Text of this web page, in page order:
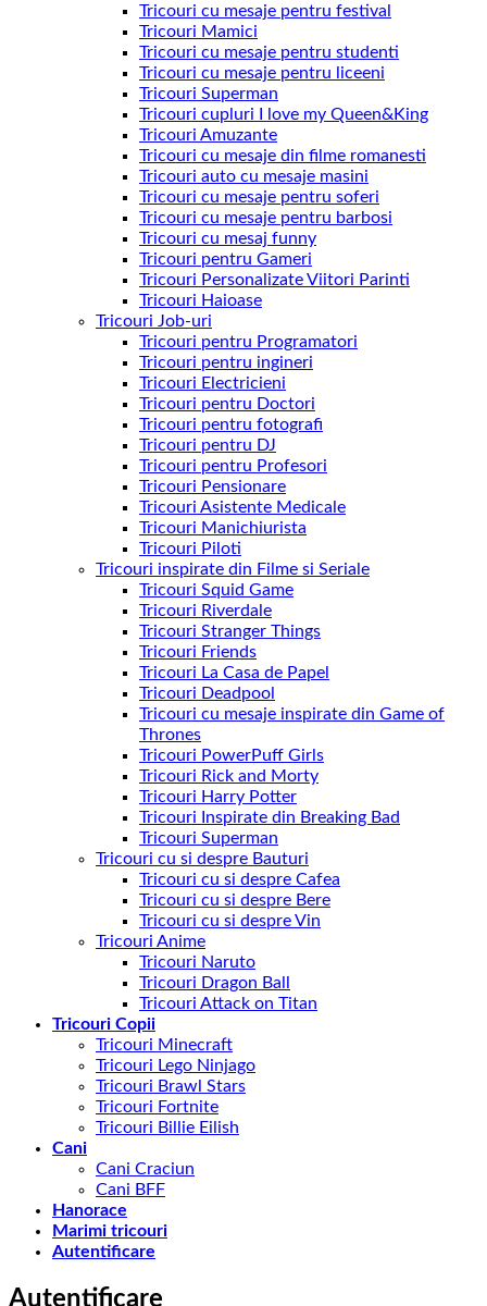
Tricouri cu mesaje pentru festival
Tricouri Mamici
Tricouri cu mesaje pentru studenti
Tricouri cu mesaje pentru liceeni
Tricouri Superman
Tricouri cupluri I love my Queen&King
Tricouri Amuzante
Tricouri cu mesaje din filme romanesti
Tricouri auto cu mesaje masini
Tricouri cu mesaje pentru soferi
Tricouri cu mesaje pentru barbosi
Tricouri cu mesaj funny
Tricouri pentru Gameri
Tricouri Personalizate Viitori Parinti
Tricouri Haioase
Tricouri Job-uri
Tricouri pentru Programatori
Tricouri pentru ingineri
Tricouri Electricieni
Tricouri pentru Doctori
Tricouri pentru fotografi
Tricouri pentru DJ
Tricouri pentru Profesori
Tricouri Pensionare
Tricouri Asistente Medicale
Tricouri Manichiurista
Tricouri Piloti
Tricouri inspirate din Filme si Seriale
Tricouri Squid Game
Tricouri Riverdale
Tricouri Stranger Things
Tricouri Friends
Tricouri La Casa de Papel
Tricouri Deadpool
Tricouri cu mesaje inspirate din Game of
Thrones
Tricouri PowerPuff Girls
Tricouri Rick and Morty
Tricouri Harry Potter
Tricouri Inspirate din Breaking Bad
Tricouri Superman
Tricouri cu si despre Bauturi
Tricouri cu si despre Cafea
Tricouri cu si despre Bere
Tricouri cu si despre Vin
Tricouri Anime
Tricouri Naruto
Tricouri Dragon Ball
Tricouri Attack on Titan
Tricouri Copii
Tricouri Minecraft
Tricouri Lego Ninjago
Tricouri Brawl Stars
Tricouri Fortnite
Tricouri Billie Eilish
Cani
Cani Craciun
Cani BFF
Hanorace
Marimi tricouri
Autentificare
Autentificare